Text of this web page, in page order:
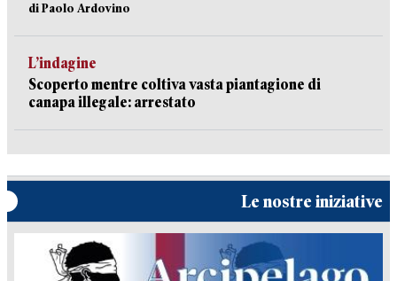
di Paolo Ardovino
L’indagine
Scoperto mentre coltiva vasta piantagione di
canapa illegale: arrestato
Le nostre iniziative